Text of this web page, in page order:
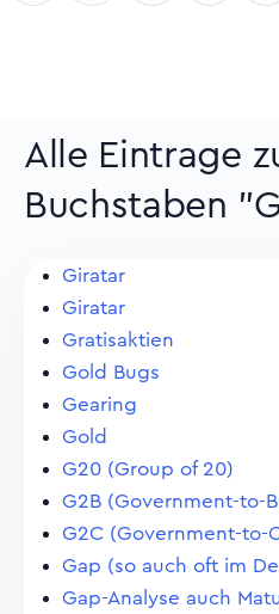
Alle Eintrage
Buchstaben
Giratar
Giratar
Gratisaktien
Gold Bugs
Gearing
Gold
G20 (Group of 20)
G2B (Government-to-
G2C (Government-to-
Gap (so auch oft im
Gap-Analyse auch